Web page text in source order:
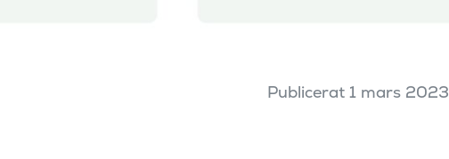
Publicerat 1 mars 2023